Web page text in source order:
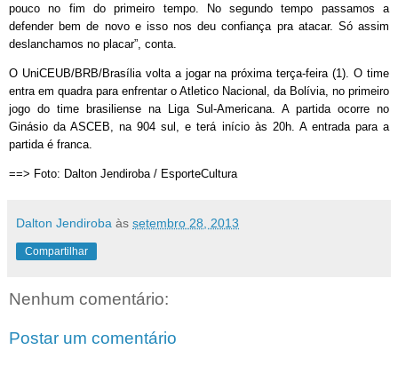
pouco no fim do primeiro tempo. No segundo tempo passamos a
defender bem de novo e isso nos deu confiança pra atacar. Só assim
deslanchamos no placar”, conta.
O UniCEUB/BRB/Brasília volta a jogar na próxima terça-feira (1). O time
entra em quadra para enfrentar o Atletico Nacional, da Bolívia, no primeiro
jogo do time brasiliense na Liga Sul-Americana. A partida ocorre no
Ginásio da ASCEB, na 904 sul, e terá início às 20h. A entrada para a
partida é franca.
==> Foto: Dalton Jendiroba / EsporteCultura
Dalton Jendiroba às setembro 28, 2013
Compartilhar
Nenhum comentário:
Postar um comentário